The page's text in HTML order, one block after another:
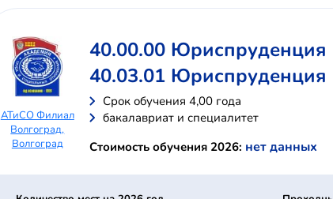
АТиСО Филиал
Волгоград,
Волгоград
40.00.00 Юриспруденция
40.03.01 Юриспруденция
Cрок обучения 4,00 года
бакалавриат и специалитет
Стоимость обучения 2026: нет данных